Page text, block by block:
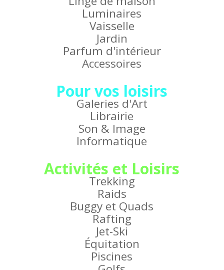
Luminaires
Vaisselle
Jardin
Parfum d'intérieur
Accessoires
Pour vos loisirs
Galeries d'Art
Librairie
Son & Image
Informatique
Activités et Loisirs
Trekking
Raids
Buggy et Quads
Rafting
Jet-Ski
Équitation
Piscines